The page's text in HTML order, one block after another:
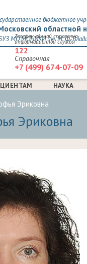
бюджетное
областной
МО МОНИКИ им. М. Ф.
Телефон единой справочно-
информационной службы
122
Справочная
+7 (499) 674-07-09
НАУКА
Эриковна
Эриковна